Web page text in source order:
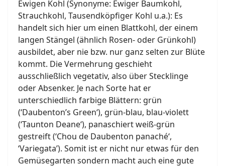
Ewigen Kohl (Synonyme: Ewiger Baumkohl,
Strauchkohl, Tausendköpfiger Kohl u.a.): Es
handelt sich hier um einen Blattkohl, der einem
langen Stängel (ähnlich Rosen- oder Grünkohl)
ausbildet, aber nie bzw. nur ganz selten zur Blüte
kommt. Die Vermehrung geschieht
ausschließlich vegetativ, also über Stecklinge
oder Absenker. Je nach Sorte hat er
unterschiedlich farbige Blättern: grün
(‘Daubenton’s Green‘), grün-blau, blau-violett
(‘Taunton Deane‘), panaschiert weiß-grün
gestreift (‘Chou de Daubenton panaché‘,
‘Variegata’). Somit ist er nicht nur etwas für den
Gemüsegarten sondern macht auch eine gute